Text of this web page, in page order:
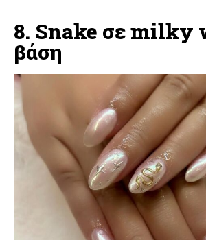
8. Snake σε milky
βάση